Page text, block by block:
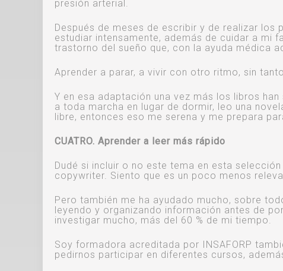
presión arterial.
Después de meses de escribir y de realizar
estudiar intensamente, además de cuidar a mi
trastorno del sueño que, con la ayuda médica
Aprender a parar, a vivir con otro ritmo, sin
Y en esa adaptación una vez más los libros
a toda marcha en lugar de dormir, leo una
libre, entonces eso me serena y me prepara
CUATRO. Aprender a leer más rápido
Dudé si incluir o no este tema en esta
copywriter. Siento que es un poco menos
Pero también me ha ayudado mucho, sobre
leyendo y organizando información antes de
investigar mucho, más del 60 % de mi tiempo.
Soy formadora acreditada por INSAFORP
pedirnos participar en diferentes cursos,